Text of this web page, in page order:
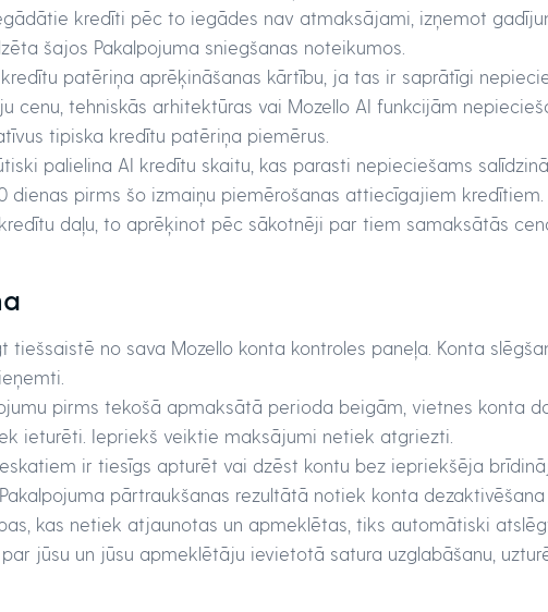
kredīti pēc to iegādes nav atmaksājami, izņemot
šajos Pakalpojuma sniegšanas noteikumos.
patēriņa aprēķināšanas kārtību, ja tas ir saprātīgi
cenu, tehniskās arhitektūras vai Mozello AI funkcijām
tipiska kredītu patēriņa piemērus.
palielina AI kredītu skaitu, kas parasti nepieciešams
dienas pirms šo izmaiņu piemērošanas attiecīgajiem
daļu, to aprēķinot pēc sākotnēji par tiem samaksātās
tiešsaistē no sava Mozello konta kontroles paneļa. Konta
pirms tekošā apmaksātā perioda beigām, vietnes konta
ieturēti. Iepriekš veiktie maksājumi netiek atgriezti.
ir tiesīgs apturēt vai dzēst kontu bez iepriekšēja
pārtraukšanas rezultātā notiek konta
kas netiek atjaunotas un apmeklētas, tiks automātiski
jūsu un jūsu apmeklētāju ievietotā satura uzglabāšanu,